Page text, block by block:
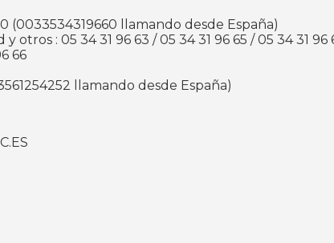
(0033534319660 llamando desde España)
otros : 05 34 31 96 63 / 05 34 31 96 65 / 05 34 31 96
66
llamando desde España)